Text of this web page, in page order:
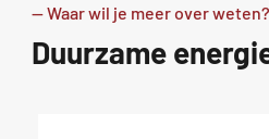
-- Waar wil je meer over weten?
Duurzame